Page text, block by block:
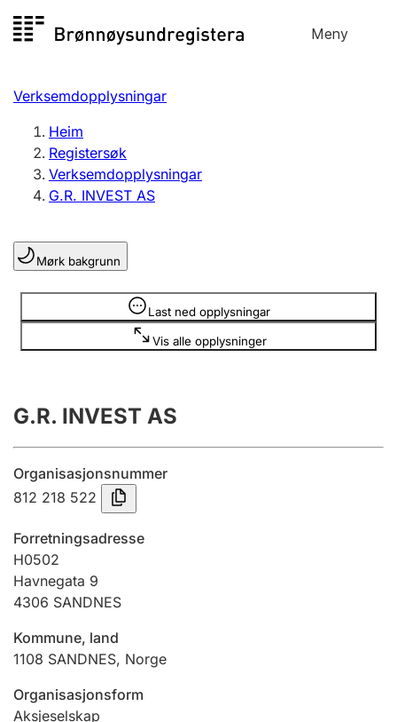
til
Meny
Registersøk
Aksjeselskap
Enkeltpersonføretak
Registrere, endre, slette
Lag og foreining
Registrere, endre, slette
Årsrekneskap
Innsending og forseinkingsgebyr
Tinglysing
Jeger
Betaling og jegeravgiftskort
Ektepaktrettleiaren
Verksemdopplysningar
Heim
Registersøk
Verksemdopplysningar
G.R. INVEST AS
Mørk bakgrunn
Last ned opplysningar
Vis alle opplysninger
Opplysninger er skjult
G.R. INVEST AS
Organisasjonsnummer
812 218 522
Forretningsadresse
H0502
Havnegata 9
4306 SANDNES
Kommune, land
1108 SANDNES, Norge
Organisasjonsform
Aksjeselskap